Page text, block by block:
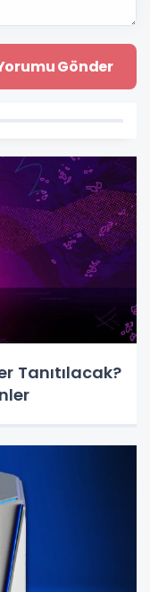
Tanıtılacak?